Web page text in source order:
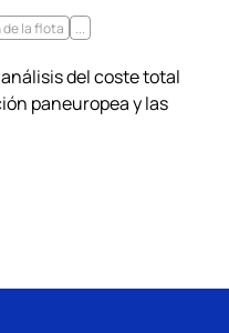
de la flota
del coste total
paneuropea y las